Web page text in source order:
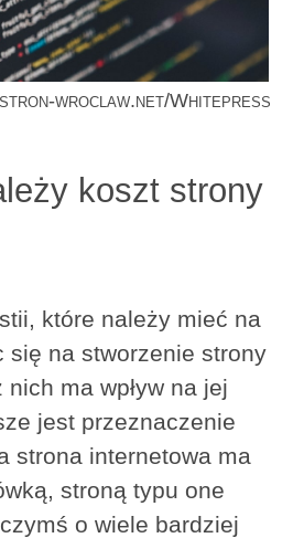
wroclaw.net/Whitepress
koszt strony
które należy mieć na
się na stworzenie strony
ma wpływ na jej
jest przeznaczenie
strona internetowa ma
stroną typu one
o wiele bardziej